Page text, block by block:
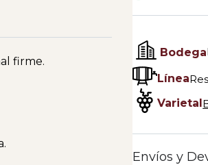
firme.
Bodega
Línea
Varietal
Envíos y